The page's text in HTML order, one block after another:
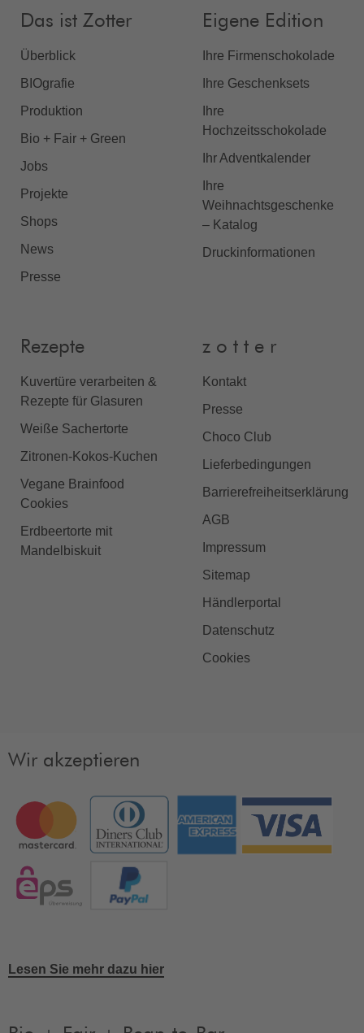
Das ist Zotter
Überblick
BIOgrafie
Produktion
Bio + Fair + Green
Jobs
Projekte
Shops
News
Presse
Eigene Edition
Ihre Firmenschokolade
Ihre Geschenksets
Ihre
Hochzeitsschokolade
Ihr Adventkalender
Ihre
Weihnachtsgeschenke
– Katalog
Druckinformationen
Rezepte
Kuvertüre verarbeiten &
Rezepte für Glasuren
Weiße Sachertorte
Zitronen-Kokos-Kuchen
Vegane Brainfood
Cookies
Erdbeertorte mit
Mandelbiskuit
z o t t e r
Kontakt
Presse
Choco Club
Lieferbedingungen
Barrierefreiheitserklärung
AGB
Impressum
Sitemap
Händlerportal
Datenschutz
Cookies
Wir akzeptieren
Lesen Sie mehr dazu hier